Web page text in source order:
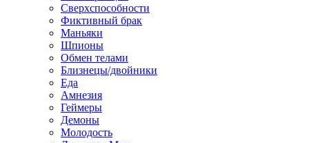
Сверхспособности
Фиктивный брак
Маньяки
Шпионы
Обмен телами
Близнецы/двойники
Еда
Амнезия
Геймеры
Демоны
Молодость